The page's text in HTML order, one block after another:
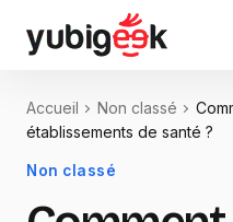
Accueil Non classé
établissements de santé ?
Non classé